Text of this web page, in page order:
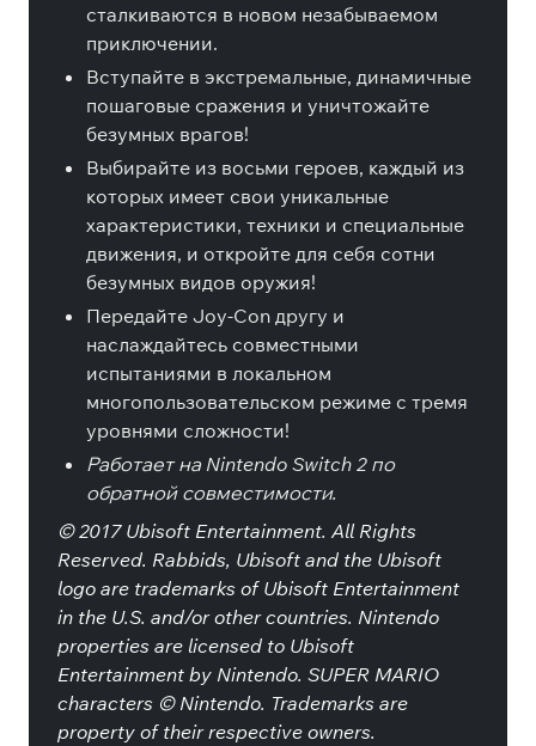
сталкиваются в новом незабываемом
приключении.
Вступайте в экстремальные, динамичные
пошаговые сражения и уничтожайте
безумных врагов!
Выбирайте из восьми героев, каждый из
которых имеет свои уникальные
характеристики, техники и специальные
движения, и откройте для себя сотни
безумных видов оружия!
Передайте Joy-Con другу и
наслаждайтесь совместными
испытаниями в локальном
многопользовательском режиме с тремя
уровнями сложности!
Работает на Nintendo Switch 2 по
обратной совместимости.
© 2017 Ubisoft Entertainment. All Rights
Reserved. Rabbids, Ubisoft and the Ubisoft
logo are trademarks of Ubisoft Entertainment
in the U.S. and/or other countries. Nintendo
properties are licensed to Ubisoft
Entertainment by Nintendo. SUPER MARIO
characters © Nintendo. Trademarks are
property of their respective owners.